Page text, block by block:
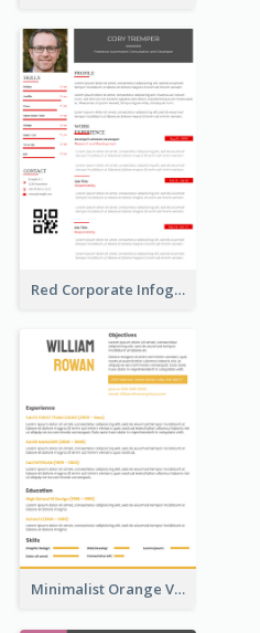
Red Corporate Infographic Resume
Minimalist Orange Vintage Resume